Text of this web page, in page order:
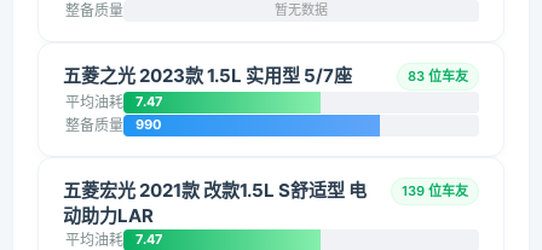
整备质量 暂无数据
五菱之光 2023款 1.5L 实用型 5/7座 83 位车友
平均油耗 7.47
整备质量 990
五菱宏光 2021款 改款1.5L S舒适型 电
动助力LAR
139 位车友
平均油耗 7.47